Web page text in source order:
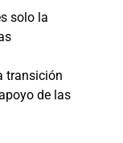
solo la
transición
de las